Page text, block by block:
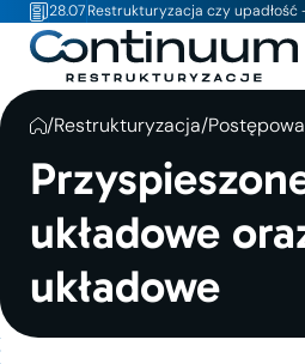
28.07Restrukturyzacja czy upadłość
/Restrukturyzacja/
układowe
układowe